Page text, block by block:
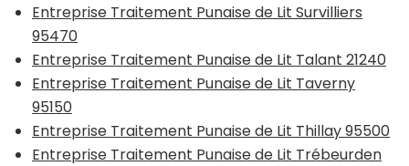
Entreprise Traitement Punaise de Lit Survilliers
95470
Entreprise Traitement Punaise de Lit Talant 21240
Entreprise Traitement Punaise de Lit Taverny
95150
Entreprise Traitement Punaise de Lit Thillay 95500
Entreprise Traitement Punaise de Lit Trébeurden